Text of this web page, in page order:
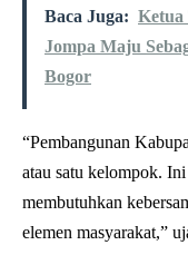
Baca Juga:
Jompa Maju
Bogor
“Pembangunan
atau satu kelompok.
membutuhkan
elemen masyarakat,”